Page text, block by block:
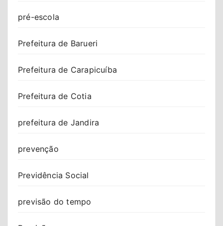
pré-escola
Prefeitura de Barueri
Prefeitura de Carapicuíba
Prefeitura de Cotia
prefeitura de Jandira
prevenção
Previdência Social
previsão do tempo